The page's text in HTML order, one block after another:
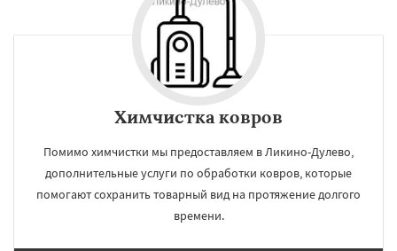
Химчистка ковров
Помимо химчистки мы предоставляем в Ликино-Дулево,
дополнительные услуги по обработки ковров, которые
помогают сохранить товарный вид на протяжение долгого
времени.